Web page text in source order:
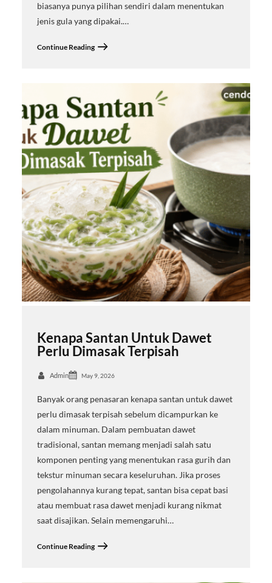
biasanya punya pilihan sendiri dalam menentukan
jenis gula yang dipakai.…
Continue Reading
Kenapa Santan Untuk Dawet
Perlu Dimasak Terpisah
Admin May 9, 2026
Banyak orang penasaran kenapa santan untuk dawet
perlu dimasak terpisah sebelum dicampurkan ke
dalam minuman. Dalam pembuatan dawet
tradisional, santan memang menjadi salah satu
komponen penting yang menentukan rasa gurih dan
tekstur minuman secara keseluruhan. Jika proses
pengolahannya kurang tepat, santan bisa cepat basi
atau membuat rasa dawet menjadi kurang nikmat
saat disajikan. Selain memengaruhi…
Continue Reading